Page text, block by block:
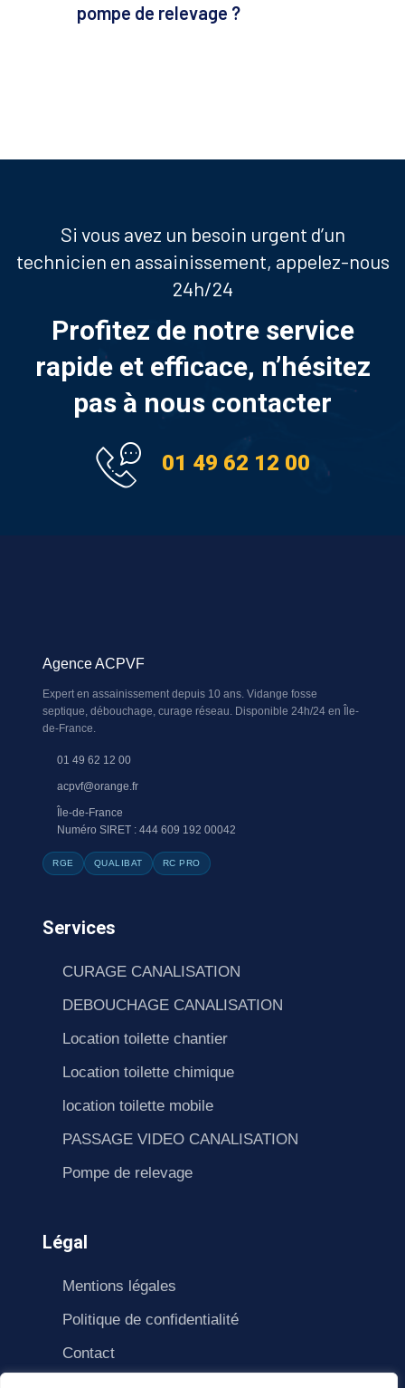
pompe de relevage ?
Si vous avez un besoin urgent d’un
technicien en assainissement, appelez-nous
24h/24
Profitez de notre service
rapide et efficace, n’hésitez
pas à nous contacter
01 49 62 12 00
Agence ACPVF
Expert en assainissement depuis 10 ans. Vidange fosse
septique, débouchage, curage réseau. Disponible 24h/24 en Île-
de-France.
01 49 62 12 00
acpvf@orange.fr
Île-de-France
Numéro SIRET : 444 609 192 00042
RGE QUALIBAT RC PRO
Services
CURAGE CANALISATION
DEBOUCHAGE CANALISATION
Location toilette chantier
Location toilette chimique
location toilette mobile
PASSAGE VIDEO CANALISATION
Pompe de relevage
Légal
Mentions légales
Politique de confidentialité
Contact